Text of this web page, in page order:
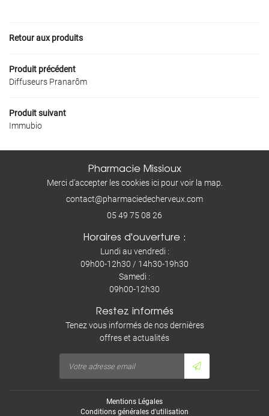
Retour aux produits
Produit précédent
Diffuseurs Pranarôm
Produit suivant
Immubio
Pharmacie Missioux
Merci d'accepter les cookies ici pour voir la map.
05 49 75 08 26
Horaires d'ouverture :
Lundi au vendredi :
09h00-12h30 / 14h30-19h30
Samedi :
09h00-12h30
Restez informés
Tenez vous informés de nos dernières
offres et actualités
Mentions Légales
Conditions générales d'utilisation